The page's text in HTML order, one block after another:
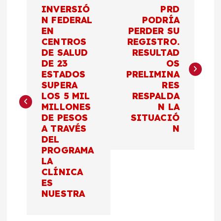
g
INVERSIÓ
N FEDERAL
EN
CENTROS
DE SALUD
DE 23
ESTADOS
SUPERA
LOS 5 MIL
MILLONES
DE PESOS
A TRAVÉS
DEL
PROGRAMA
LA
CLÍNICA
ES
NUESTRA
PRD
PODRÍA
PERDER SU
REGISTRO.
RESULTAD
OS
PRELIMINA
RES
RESPALDA
N LA
SITUACIÓ
N